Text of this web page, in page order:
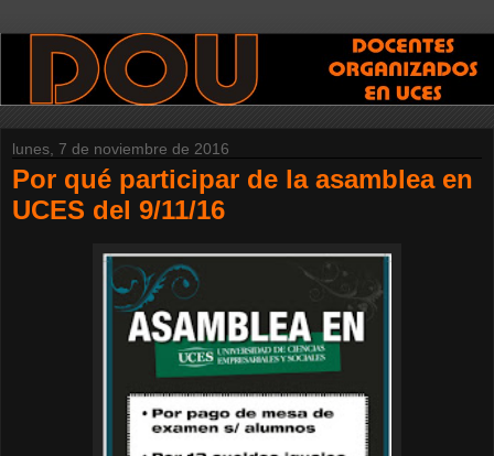
lunes, 7 de noviembre de 2016
Por qué participar de la asamblea en
UCES del 9/11/16